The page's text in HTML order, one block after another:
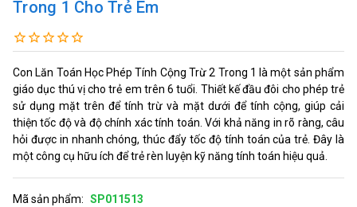
Trong 1 Cho Trẻ Em
Con Lăn Toán Học Phép Tính Cộng Trừ 2 Trong 1 là một sản phẩm
giáo dục thú vị cho trẻ em trên 6 tuổi. Thiết kế đầu đôi cho phép trẻ
sử dụng mặt trên để tính trừ và mặt dưới để tính cộng, giúp cải
thiện tốc độ và độ chính xác tính toán. Với khả năng in rõ ràng, câu
hỏi được in nhanh chóng, thúc đẩy tốc độ tính toán của trẻ. Đây là
một công cụ hữu ích để trẻ rèn luyện kỹ năng tính toán hiệu quả.
Mã sản phẩm: SP011513